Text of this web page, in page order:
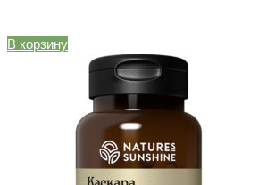
В корзину